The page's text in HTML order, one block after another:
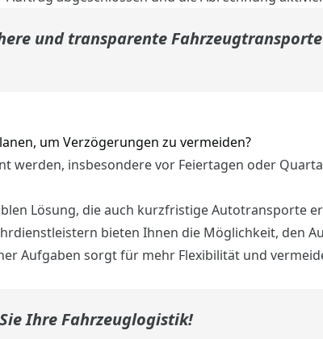
und transparente
um Verzögerungen zu vermeiden?
werden, insbesondere vor Feiertagen oder
Lösung, die auch kurzfristige Autotransporte
bieten Ihnen die Möglichkeit, den
Aufgaben sorgt für mehr Flexibilität und
Ihre Fahrzeuglogistik!